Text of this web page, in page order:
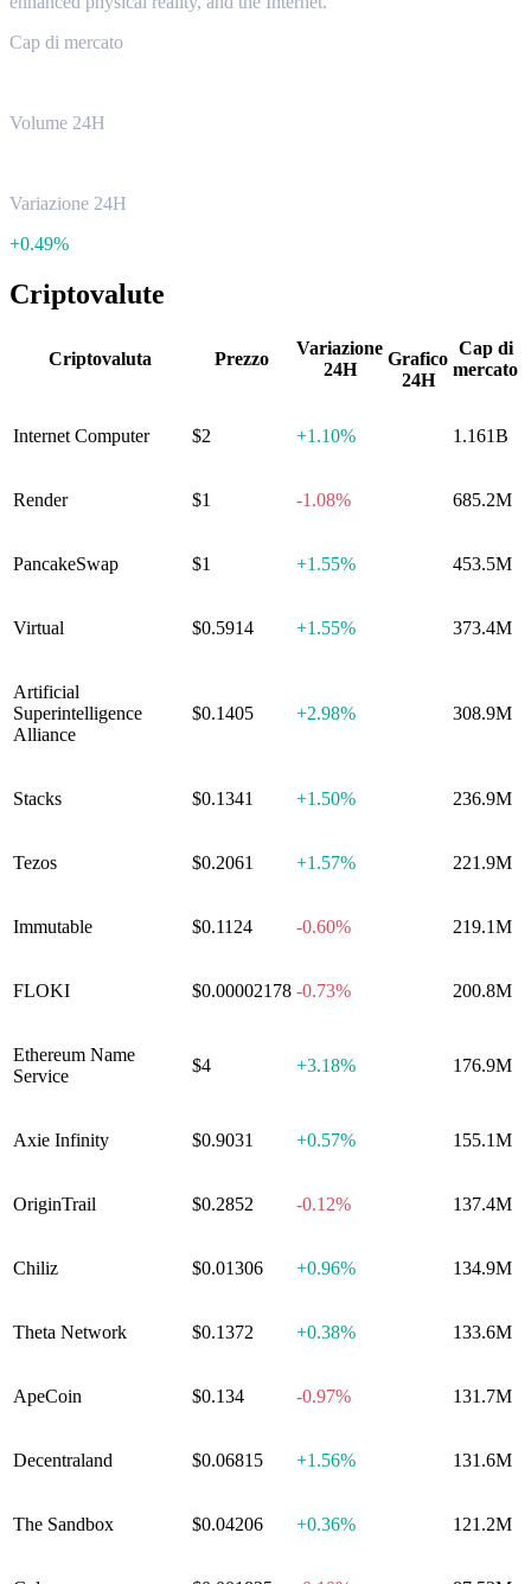
Cap di mercato
Volume 24H
Variazione 24H
+0.49%
Criptovalute
Criptovaluta Prezzo
Variazione
24H
Grafico
24H
Cap di
mercato
Internet Computer $2 +1.10% 1.161B
Render $1 -1.08% 685.2M
PancakeSwap $1 +1.55% 453.5M
Virtual $0.5914 +1.55% 373.4M
Artificial
Superintelligence
Alliance
$0.1405 +2.98% 308.9M
Stacks $0.1341 +1.50% 236.9M
Tezos $0.2061 +1.57% 221.9M
Immutable $0.1124 -0.60% 219.1M
FLOKI $0.00002178 -0.73% 200.8M
Ethereum Name
Service
$4 +3.18% 176.9M
Axie Infinity $0.9031 +0.57% 155.1M
OriginTrail $0.2852 -0.12% 137.4M
Chiliz $0.01306 +0.96% 134.9M
Theta Network $0.1372 +0.38% 133.6M
ApeCoin $0.134 -0.97% 131.7M
Decentraland $0.06815 +1.56% 131.6M
The Sandbox $0.04206 +0.36% 121.2M